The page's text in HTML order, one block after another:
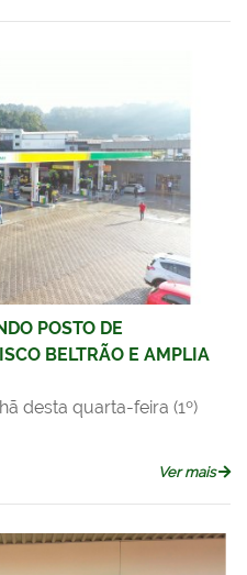
POSTO DE
BELTRÃO E AMPLIA
desta quarta-feira (1º)
Ver mais